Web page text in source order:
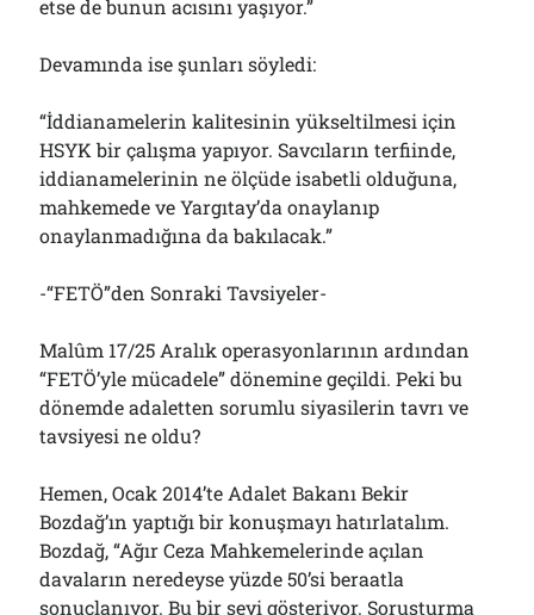
etse de bunun acısını yaşıyor.”
Devamında ise şunları söyledi:
“İddianamelerin kalitesinin yükseltilmesi için
HSYK bir çalışma yapıyor. Savcıların terfiinde,
iddianamelerinin ne ölçüde isabetli olduğuna,
mahkemede ve Yargıtay’da onaylanıp
onaylanmadığına da bakılacak.”
-“FETÖ”den Sonraki Tavsiyeler-
Malûm 17/25 Aralık operasyonlarının ardından
“FETÖ’yle mücadele” dönemine geçildi. Peki bu
dönemde adaletten sorumlu siyasilerin tavrı ve
tavsiyesi ne oldu?
Hemen, Ocak 2014’te Adalet Bakanı Bekir
Bozdağ’ın yaptığı bir konuşmayı hatırlatalım.
Bozdağ, “Ağır Ceza Mahkemelerinde açılan
davaların neredeyse yüzde 50’si beraatla
sonuçlanıyor. Bu bir şeyi gösteriyor. Soruşturma